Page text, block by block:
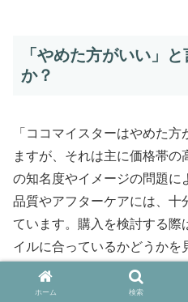
「やめた方がいい」
か？
「ココマイスターはやめた
ますが、それは主に価格帯
の知名度やイメージの問題に
品質やアフターケアには、十
ています。購入を検討する際
イルに合っているかどうかを
ホーム 検索